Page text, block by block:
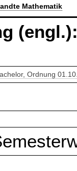
Mathematik
Ordnung